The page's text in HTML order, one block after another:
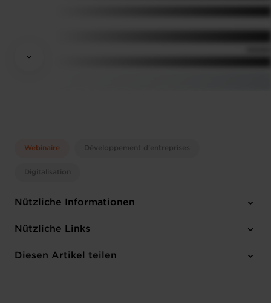
Webinaire Développement d'entreprises
Digitalisation
Nützliche Informationen
Dienstag 11 Nov 2025
Nützliche Links
Anmelden
Diesen Artikel teilen